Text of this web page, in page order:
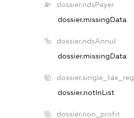
dossier.ndsPayer
dossier.missingData
dossier.ndsAnnul
dossier.missingData
dossier.single_tax_reg
dossier.notInList
dossier.non_profit